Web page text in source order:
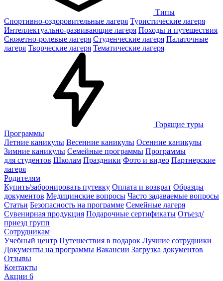
Типы
Спортивно-оздоровительные лагеря Туристические лагеря
Интеллектуально-развивающие лагеря Походы и путешествия
Сюжетно-ролевые лагеря Студенческие лагеря Палаточные
лагеря Творческие лагеря Тематические лагеря
Горящие туры
Программы
Летние каникулы Весенние каникулы Осенние каникулы
Зимние каникулы Семейные программы Программы
для студентов Школам Праздники Фото и видео Партнерские
лагеря
Родителям
Купить/забронировать путевку Оплата и возврат Образцы
документов Медицинские вопросы Часто задаваемые вопросы
Статьи Безопасность на программе Семейные лагеря
Сувенирная продукция Подарочные сертификаты Отъезд/
приезд групп
Сотрудникам
Учебный центр Путешествия в подарок Лучшие сотрудники
Документы на программы Вакансии Загрузка документов
Отзывы
Контакты
Акции 6